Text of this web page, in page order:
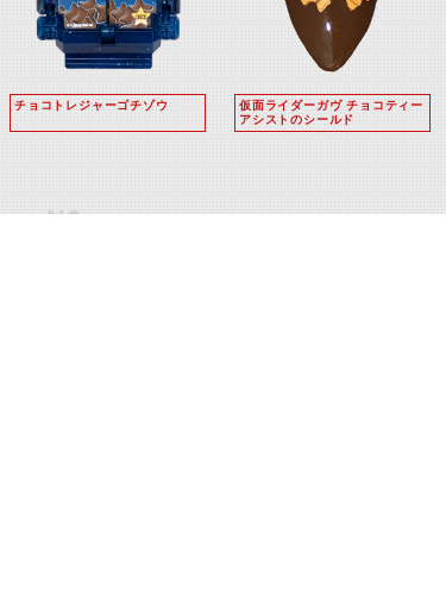
チョコトレジャーゴチゾウ
仮面ライダーガヴ チョコティー
アシストのシールド